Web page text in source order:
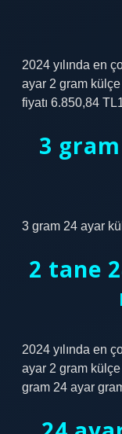
2024 yılında en
ayar 2 gram külçe
fiyatı 6.850,84
3
3 gram 24 ayar
2 tane
2024 yılında en
ayar 2 gram
gram 24 ayar